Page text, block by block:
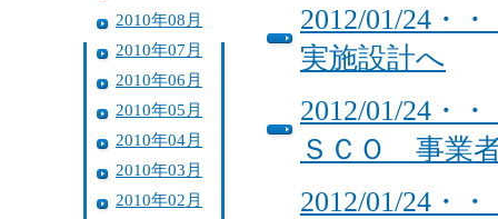
2010年08月
2010年07月
2010年06月
2010年05月
2010年04月
2010年03月
2010年02月
2012/01/24・
実施設計へ
2012/01/24・
ＳＣＯ 事業
2012/01/24・